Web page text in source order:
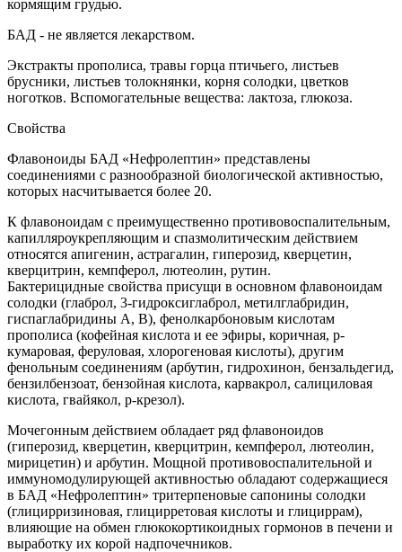
кормящим грудью.
БАД - не является лекарством.
Экстракты прополиса, травы горца птичьего, листьев
брусники, листьев толокнянки, корня солодки, цветков
ноготков. Вспомогательные вещества: лактоза, глюкоза.
Свойства
Флавоноиды БАД «Нефролептин» представлены
соединениями с разнообразной биологической активностью,
которых насчитывается более 20.
К флавоноидам с преимущественно противовоспалительным,
капилляроукрепляющим и спазмолитическим действием
относятся апигенин, астрагалин, гиперозид, кверцетин,
кверцитрин, кемпферол, лютеолин, рутин.
Бактерицидные свойства присущи в основном флавоноидам
солодки (глаброл, 3-гидроксиглаброл, метилглабридин,
гиспаглабридины А, В), фенолкарбоновым кислотам
прополиса (кофейная кислота и ее эфиры, коричная, р-
кумаровая, феруловая, хлорогеновая кислоты), другим
фенольным соединениям (арбутин, гидрохинон, бензальдегид,
бензилбензоат, бензойная кислота, карвакрол, салициловая
кислота, гвайякол, р-крезол).
Мочегонным действием обладает ряд флавоноидов
(гиперозид, кверцетин, кверцитрин, кемпферол, лютеолин,
мирицетин) и арбутин. Мощной противовоспалительной и
иммуномодулирующей активностью обладают содержащиеся
в БАД «Нефролептин» тритерпеновые сапонины солодки
(глицирризиновая, глицирретовая кислоты и глициррам),
влияющие на обмен глюкокортикоидных гормонов в печени и
выработку их корой надпочечников.